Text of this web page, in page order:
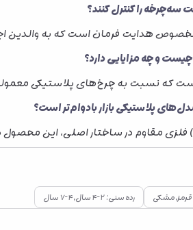
هدایت فرمان است که به والدین
فلزی مقاوم در ساختار اصلی، این
مشکی رده سنی: ۲–۴ سال, ۴–۷ سال